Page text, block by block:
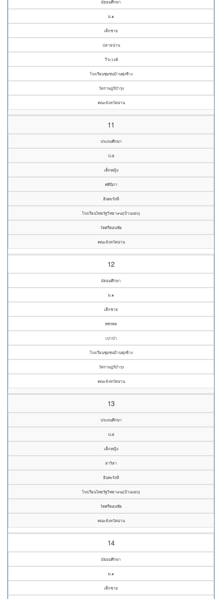
มัธยมศึกษา
ม.๑
เด็กชาย
ปลายน่าน
วีระวงค์
โรงเรียนชุมชนบ้านทุ่งช้าง
วัดราษฎร์บำรุง
คณะจังหวัดน่าน
11
ประถมศึกษา
ป.๕
เด็กหญิง
ศศินิภา
อินทะรังษี
โรงเรียนไทยรัฐวิทยา๙๘(บ้านงอบ)
วัดศรีดอนชัย
คณะจังหวัดน่าน
12
มัธยมศึกษา
ม.๑
เด็กชาย
พชรพล
เปาป่า
โรงเรียนชุมชนบ้านทุ่งช้าง
วัดราษฎร์บำรุง
คณะจังหวัดน่าน
13
ประถมศึกษา
ป.๕
เด็กหญิง
สาริสา
อินทะรังษี
โรงเรียนไทยรัฐวิทยา๙๘(บ้านงอบ)
วัดศรีดอนชัย
คณะจังหวัดน่าน
14
มัธยมศึกษา
ม.๑
เด็กชาย